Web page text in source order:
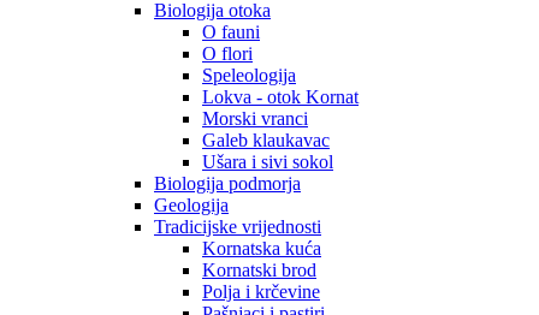
Biologija otoka
O fauni
O flori
Speleologija
Lokva - otok Kornat
Morski vranci
Galeb klaukavac
Ušara i sivi sokol
Biologija podmorja
Geologija
Tradicijske vrijednosti
Kornatska kuća
Kornatski brod
Polja i krčevine